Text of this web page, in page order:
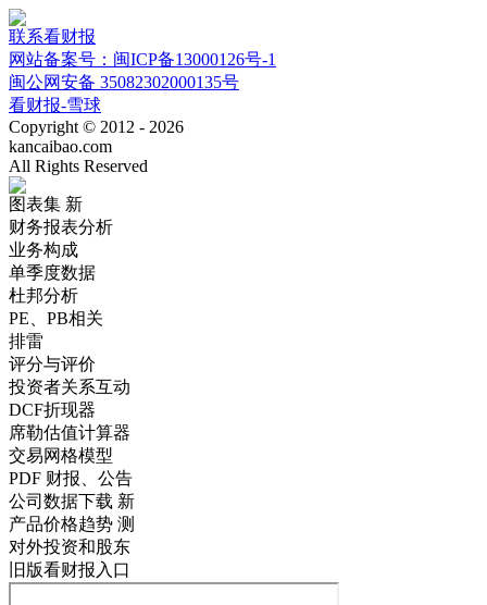
联系看财报
网站备案号：闽ICP备13000126号-1
闽公网安备 35082302000135号
看财报-雪球
Copyright © 2012 - 2026
kancaibao.com
All Rights Reserved
图表集 新
财务报表分析
业务构成
单季度数据
杜邦分析
PE、PB相关
排雷
评分与评价
投资者关系互动
DCF折现器
席勒估值计算器
交易网格模型
PDF 财报、公告
公司数据下载 新
产品价格趋势 测
对外投资和股东
旧版看财报入口